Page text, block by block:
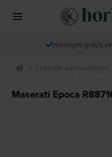
Horloges gratis
Speciale aanbiedingen
Maserati Epoca